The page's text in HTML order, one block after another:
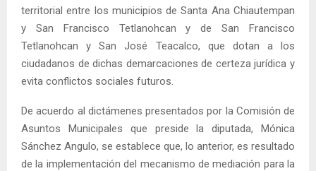
territorial entre los municipios de Santa Ana Chiautempan
y San Francisco Tetlanohcan y de San Francisco
Tetlanohcan y San José Teacalco, que dotan a los
ciudadanos de dichas demarcaciones de certeza jurídica y
evita conflictos sociales futuros.
De acuerdo al dictámenes presentados por la Comisión de
Asuntos Municipales que preside la diputada, Mónica
Sánchez Angulo, se establece que, lo anterior, es resultado
de la implementación del mecanismo de mediación para la